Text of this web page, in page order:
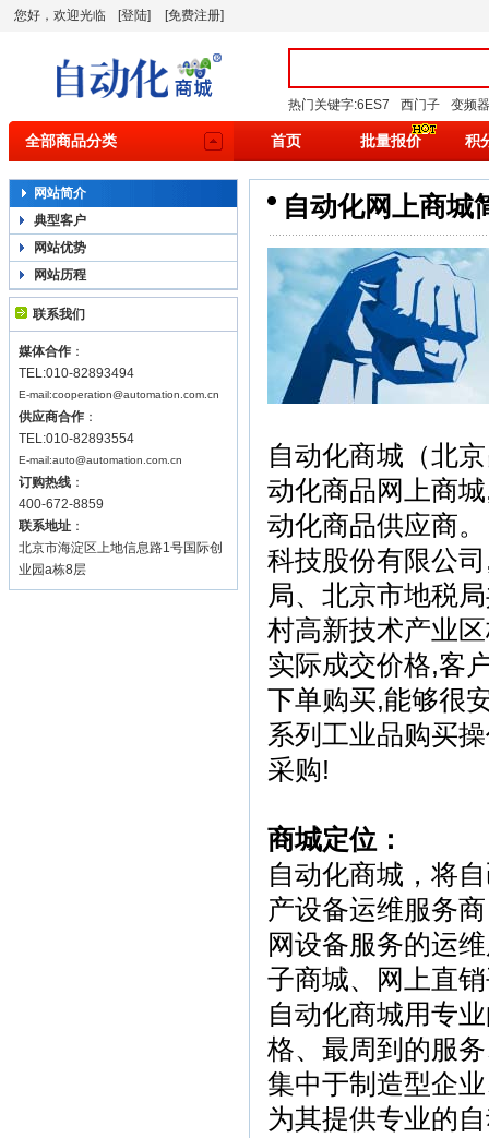
您好，欢迎光临 [登陆] [免费注册]
热门关键字:6ES7 西门子 变频器
全部商品分类 首页 批量报价 积
网站简介
典型客户
网站优势
网站历程
联系我们
媒体合作 ：
TEL:010-82893494
E-mail:cooperation@automation.com.cn
供应商合作 ：
TEL:010-82893554
E-mail:auto@automation.com.cn
订购热线 ：
400-672-8859
联系地址 ：
北京市海淀区上地信息路1号国际创
业园a栋8层
自动化网上商城
自动化商城（北
动化商品网上商
动化商品供应商
科技股份有限公
局、北京市地税
村高新技术产业
实际成交价格,客
下单购买,能够很
系列工业品购买
采购!
商城定位：
自动化商城，将
产设备运维服务
网设备服务的运
子商城、网上直
自动化商城用专
格、最周到的服
集中于制造型企
为其提供专业的